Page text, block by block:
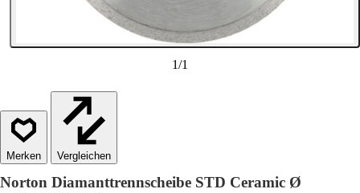
1/1
Vergleichen
Norton Diamanttrennscheibe STD Ceramic Ø